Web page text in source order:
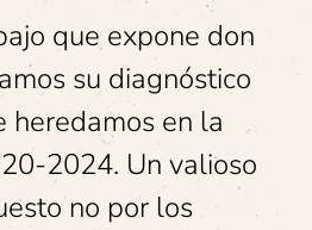
que expone don
su diagnóstico
heredamos en la
2024. Un valioso
no por los